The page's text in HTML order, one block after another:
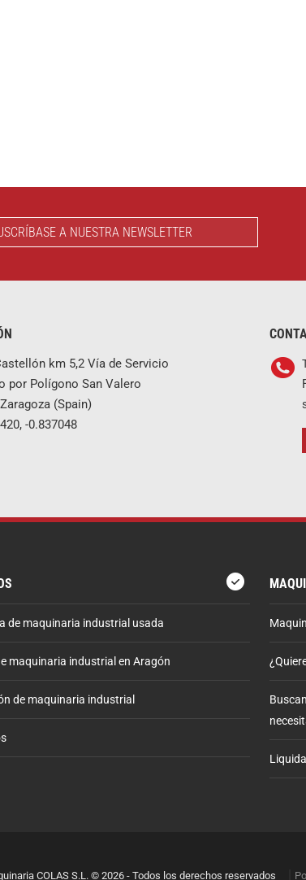
A NUESTRA NEWSLETTER
km 5,2 Vía de Servicio
por Polígono San Valero
(Spain)
-0.837048
de maquinaria industrial usada
maquinaria industrial en Aragón
de maquinaria industrial
COLAS S.L. © 2026 - Todos los derechos reservados